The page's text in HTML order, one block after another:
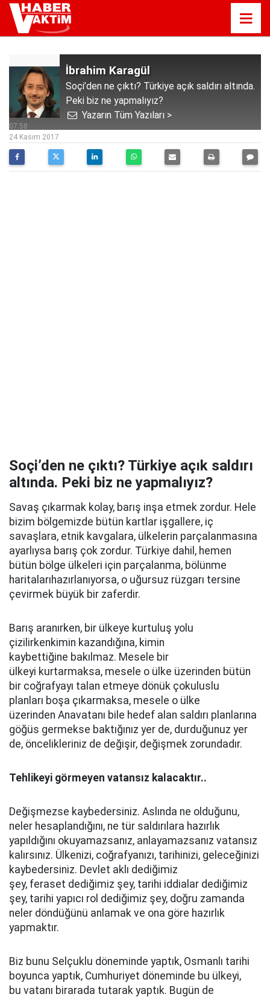
İbrahim Karagül
Soçi’den ne çıktı? Türkiye açık saldırı altında.
Peki biz ne yapmalıyız?
Yazarın Tüm Yazıları >
07:58
24 Kasım 2017
Soçi’den ne çıktı? Türkiye açık saldırı
altında. Peki biz ne yapmalıyız?
Savaş çıkarmak kolay, barış inşa etmek zordur. Hele
bizim bölgemizde bütün kartlar işgallere, iç
savaşlara, etnik kavgalara, ülkelerin parçalanmasına
ayarlıysa barış çok zordur. Türkiye dahil, hemen
bütün bölge ülkeleri için parçalanma, bölünme
haritalarıhazırlanıyorsa, o uğursuz rüzgarı tersine
çevirmek büyük bir zaferdir.
Barış aranırken, bir ülkeye kurtuluş yolu
çizilirkenkimin kazandığına, kimin
kaybettiğine bakılmaz. Mesele bir
ülkeyi kurtarmaksa, mesele o ülke üzerinden bütün
bir coğrafyayı talan etmeye dönük çokuluslu
planları boşa çıkarmaksa, mesele o ülke
üzerinden Anavatanı bile hedef alan saldırı planlarına
göğüs germekse baktığınız yer de, durduğunuz yer
de, öncelikleriniz de değişir, değişmek zorundadır.
Tehlikeyi görmeyen vatansız kalacaktır..
Değişmezse kaybedersiniz. Aslında ne olduğunu,
neler hesaplandığını, ne tür saldırılara hazırlık
yapıldığını okuyamazsanız, anlayamazsanız vatansız
kalırsınız. Ülkenizi, coğrafyanızı, tarihinizi, geleceğinizi
kaybedersiniz. Devlet aklı dediğimiz
şey, feraset dediğimiz şey, tarihi iddialar dediğimiz
şey, tarihi yapıcı rol dediğimiz şey, doğru zamanda
neler döndüğünü anlamak ve ona göre hazırlık
yapmaktır.
Biz bunu Selçuklu döneminde yaptık, Osmanlı tarihi
boyunca yaptık, Cumhuriyet döneminde bu ülkeyi,
bu vatanı birarada tutarak yaptık. Bugün de